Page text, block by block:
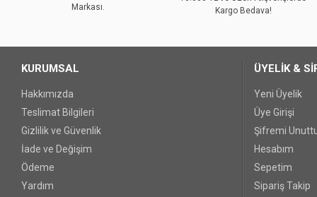
Ürün fiyatı diğer sitelerden daha pahalı.
Markası.
Kargo Bedava!
KURUMSAL
Hakkımızda
Teslimat Bilgileri
Gizlilik ve Güvenlik
İade ve Değişim
Ödeme
Yardım
ÜYELİK &
Yeni Üyelik
Üye Girişi
Şifremi
Hesabım
Sepetim
Sipariş Takip